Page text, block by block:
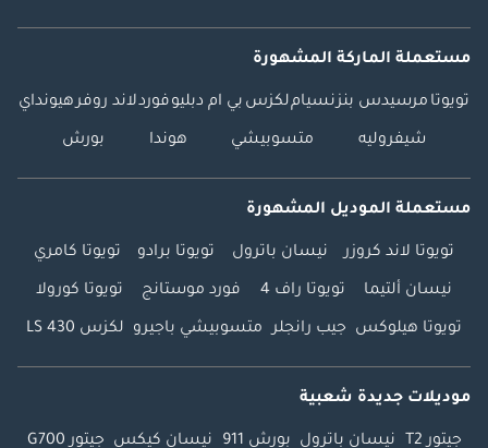
مستعملة الماركة المشهورة
تويوتا مرسيدس بنزنسياملكزس بي ام دبليوفوردلاند روفرهيونداي
شيفروليه متسوبيشي هوندا بورش
مستعملة الموديل المشهورة
تويوتا لاند كروزر نيسان باترول تويوتا برادو تويوتا كامري
نيسان ألتيما تويوتا راف 4 فورد موستانج تويوتا كورولا
تويوتا هيلوكس جيب رانجلر متسوبيشي باجيرو لكزس LS 430
موديلات جديدة شعبية
جيتور T2 نيسان باترول بورش 911 نيسان كيكس جيتور G700